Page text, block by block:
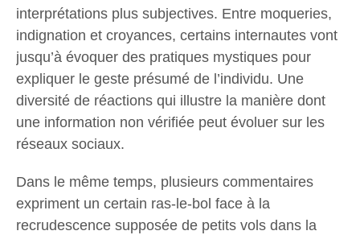
interprétations plus subjectives. Entre moqueries,
indignation et croyances, certains internautes vont
jusqu’à évoquer des pratiques mystiques pour
expliquer le geste présumé de l’individu. Une
diversité de réactions qui illustre la manière dont
une information non vérifiée peut évoluer sur les
réseaux sociaux.
Dans le même temps, plusieurs commentaires
expriment un certain ras-le-bol face à la
recrudescence supposée de petits vols dans la